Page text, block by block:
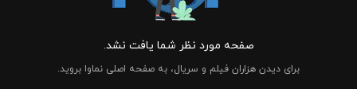
صفحه مورد نظر شما یافت نشد.
برای دیدن هزاران فیلم و سریال، به صفحه اصلی نماوا بروید.